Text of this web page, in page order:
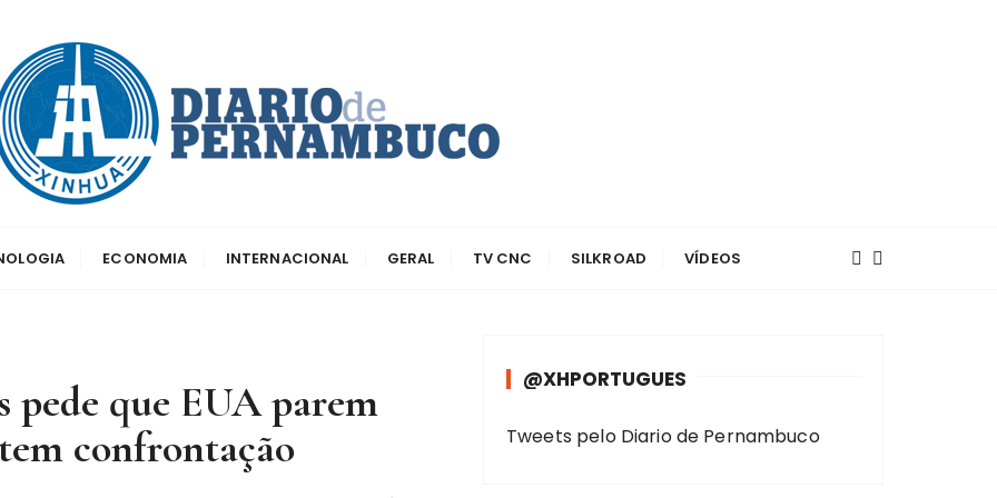
Pernambuco
ECONOMIA INTERNACIONAL GERAL TV CNC SILKROAD VÍDEOS
que EUA parem
confrontação
@XHPORTUGUES
Tweets pelo Diario de Pernambuco